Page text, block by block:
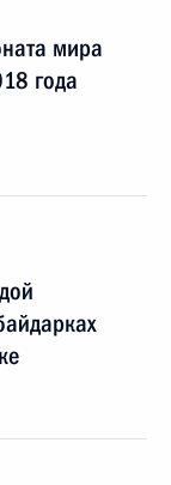
мира
года